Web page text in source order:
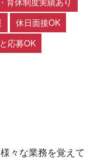
休日面接OK
応募OK
々な業務を覚えて